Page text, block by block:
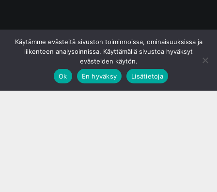
Käytämme evästeitä sivuston toiminnoissa, ominaisuuksissa ja
liikenteen analysoinnissa. Käyttämällä sivustoa hyväksyt
evästeiden käytön.
Ok
En hyväksy Lisätietoja